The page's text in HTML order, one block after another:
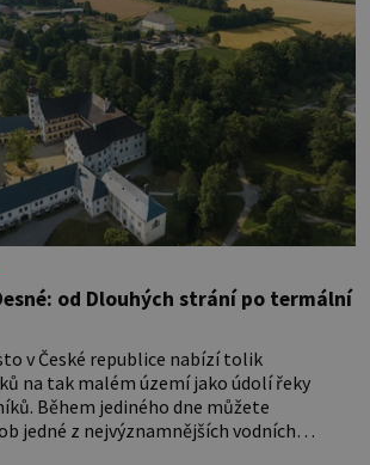
od Dlouhých strání po termální
v České republice nabízí tolik
na tak malém území jako údolí řeky
Během jediného dne můžete
jedné z nejvýznamnějších vodních